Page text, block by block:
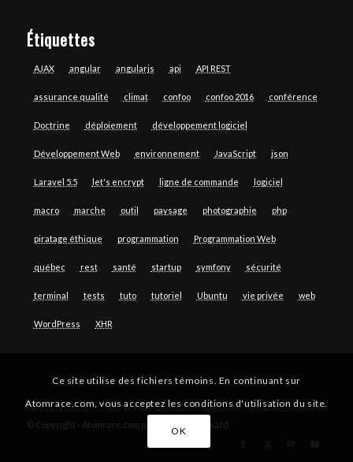
Étiquettes
AJAX angular angularjs api API REST
assurance qualité climat confoo confoo 2016 conférence
Doctrine déploiement développement logiciel
Développement Web environnement JavaScript json
Laravel 5.5 let's encrypt ligne de commande logiciel
macro marche outil paysage photographie php
piratage éthique programmation Programmation Web
québec rest santé startup symfony sécurité
terminal tests tuto tutoriel Ubuntu vie privée web
WordPress XHR
© Copyright - Atomrace.com par Guillaume Simard
Ce site utilise des fichiers témoins. En continuant sur
Atomrace.com, vous acceptez les conditions d'utilisation du site.
OK